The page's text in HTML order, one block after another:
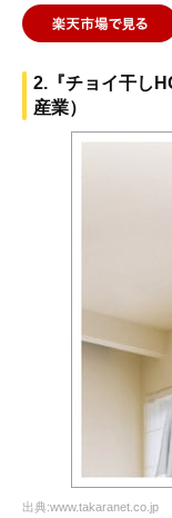
2.『チョイ干し
産業）
出典:www.takaranet.co.jp